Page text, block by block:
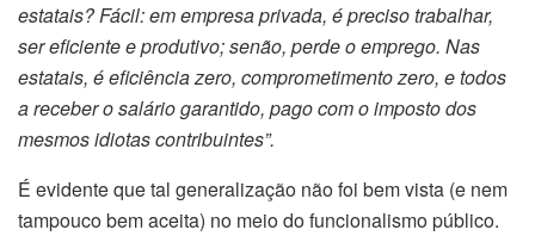
estatais? Fácil: em empresa privada, é preciso trabalhar,
ser eficiente e produtivo; senão, perde o emprego. Nas
estatais, é eficiência zero, comprometimento zero, e todos
a receber o salário garantido, pago com o imposto dos
mesmos idiotas contribuintes”.
É evidente que tal generalização não foi bem vista (e nem
tampouco bem aceita) no meio do funcionalismo público.